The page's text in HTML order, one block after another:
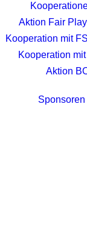
Aktion Fair
Kooperation mit
Kooperation
Aktion
Sponsoren